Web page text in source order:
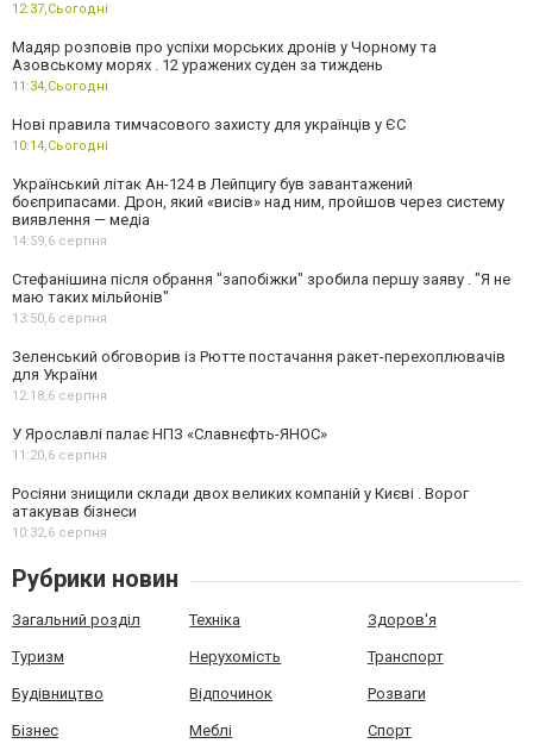
12:37,Сьогодні
Мадяр розповів про успіхи морських дронів у Чорному та
Азовському морях . 12 уражених суден за тиждень
11:34,Сьогодні
Нові правила тимчасового захисту для українців у ЄС
10:14,Сьогодні
Український літак Ан-124 в Лейпцигу був завантажений
боєприпасами. Дрон, який «висів» над ним, пройшов через систему
виявлення — медіа
14:59,6 серпня
Стефанішина після обрання "запобіжки" зробила першу заяву . "Я не
маю таких мільйонів"
13:50,6 серпня
Зеленський обговорив із Рютте постачання ракет-перехоплювачів
для України
12:18,6 серпня
У Ярославлі палає НПЗ «Славнєфть-ЯНОС»
11:20,6 серпня
Росіяни знищили склади двох великих компаній у Києві . Ворог
атакував бізнеси
10:32,6 серпня
Рубрики новин
Загальний розділ Техніка Здоров'я
Туризм Нерухомість Транспорт
Будівництво Відпочинок Розваги
Бізнес Меблі Спорт